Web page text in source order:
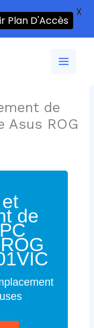
de
Asus ROG
de
Plan D'Accès
X